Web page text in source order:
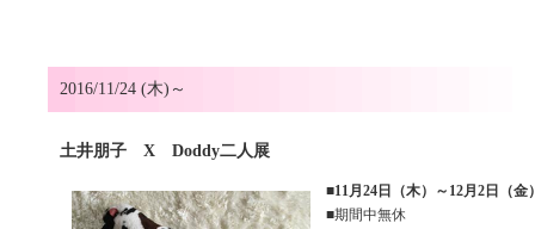
2016/11/24 (木)～
土井朋子 X Doddy二人展
■11月24日（木）～12月2日（金
■期間中無休